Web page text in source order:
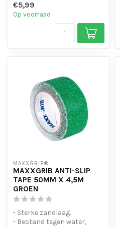
€5,99
Op voorraad
MAXXGRIB®
MAXXGRIB ANTI-SLIP
TAPE 50MM X 4,5M
GROEN
- Sterke zandlaag.
- Bestand tegen water,